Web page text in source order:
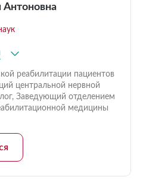
Антоновна
реабилитации пациентов
центральной нервной
Заведующий отделением
медицины